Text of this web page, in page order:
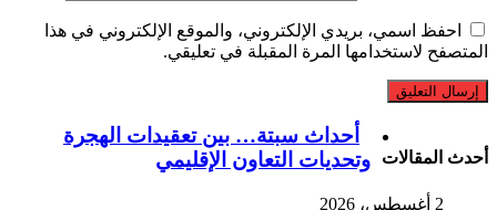
احفظ اسمي، بريدي الإلكتروني، والموقع الإلكتروني في هذا
المتصفح لاستخدامها المرة المقبلة في تعليقي.
أحدث المقالات
أحداث سبتة… بين تعقيدات الهجرة
وتحديات التعاون الإقليمي
2 أغسطس، 2026